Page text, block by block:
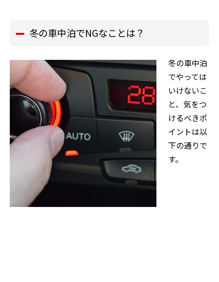
冬の車中泊でNGなことは？
冬の車中泊
でやっては
いけないこ
と、気をつ
けるべきポ
イントは以
下の通りで
す。